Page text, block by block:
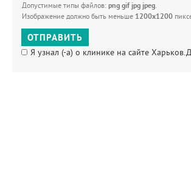
Допустимые типы файлов: png gif jpg jpeg.
Изображение должно быть меньше 1200x1200
ОТПРАВИТЬ
Я узнал (-а) о клинике на сайте